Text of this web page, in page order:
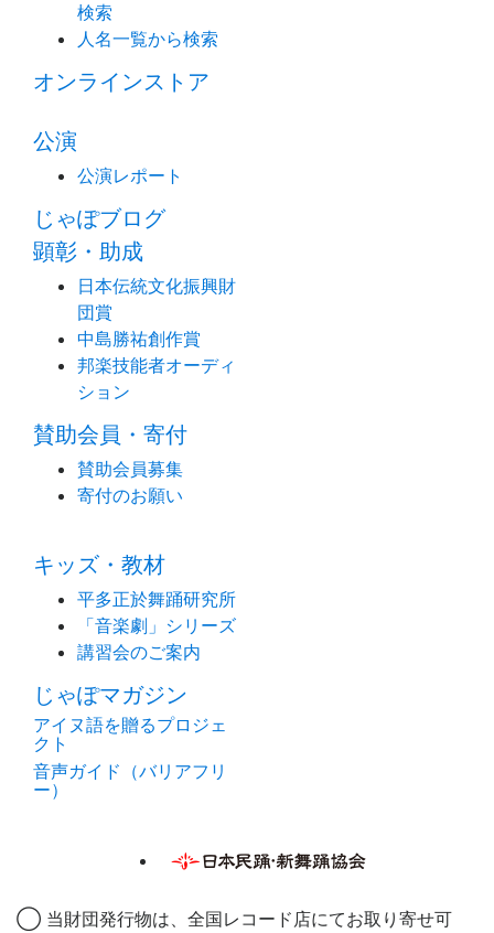
検索
人名一覧から検索
オンラインストア
公演
公演レポート
じゃぽブログ
顕彰・助成
日本伝統文化振興財
団賞
中島勝祐創作賞
邦楽技能者オーディ
ション
賛助会員・寄付
賛助会員募集
寄付のお願い
キッズ・教材
平多正於舞踊研究所
「音楽劇」シリーズ
講習会のご案内
じゃぽマガジン
アイヌ語を贈るプロジェ
クト
音声ガイド（バリアフリ
ー）
◯ 当財団発行物は、全国レコード店にてお取り寄せ可